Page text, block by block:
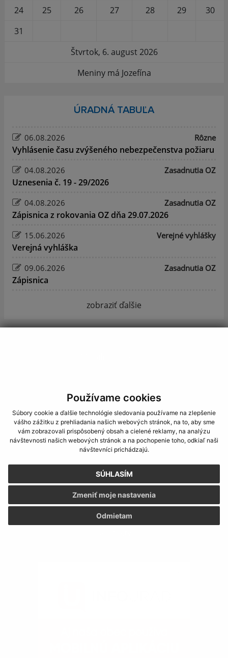
Používame cookies
Súbory cookie a ďalšie technológie sledovania používame na zlepšenie
vášho zážitku z prehliadania našich webových stránok, na to, aby sme
vám zobrazovali prispôsobený obsah a cielené reklamy, na analýzu
návštevnosti našich webových stránok a na pochopenie toho, odkiaľ naši
návštevníci prichádzajú.
SÚHLASÍM
Odmietam
Zmeniť moje nastavenia
24
25 26 27 28 29
30
31
Štvrtok, 6. august 2026
Meniny má Jozefína
ÚRADNÁ TABUĽA
06.08.2026 Rôzne
Vyhlásenie času zvýšeného nebezpečenstva požiaru
04.08.2026 Zasadnutia OZ
Uznesenia č. 19 - 29/2026
04.08.2026 Zasadnutia OZ
Zápisnica z rokovania OZ dňa 29.07.2026
15.06.2026 Verejné vyhlášky
Verejná vyhláška
09.06.2026 Zasadnutia OZ
Zápisnica
zobraziť ďalšie
Obecný úrad
Dokumenty